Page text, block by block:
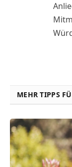
MEHR TIPPS